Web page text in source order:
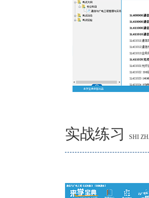
实战练习 SHI